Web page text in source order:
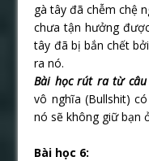
gà tây đã chễm chệ
chưa tận hưởng
tây đã bị bắn chết
ra nó.
Bài học rút ra từ câu
vô nghĩa (Bullshit)
nó sẽ không giữ bạn
Bài học 6: